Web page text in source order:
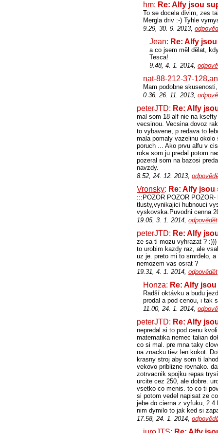
hm: Re: Alfy jsou
To se docela divim, zes
Mergla driv :-) Tyhle
9.29, 30. 9. 2013,
Jean: Re: Alfy
a co jsem měl dělat,
Tesca!
9.48, 4. 1. 2014,
nat-88-212-37-
Mam podobne
0.36, 26. 11. 2013,
peterJTD: Re: Alfy
mal som 18 alf nie na
vecsinou. Vecsina dovoz
to vybavene, p redava to
mala pomaly vazelinu
poruch ... Ako prvu alfu v
roka som ju predal potom
pozeral som na bazosi
navzdy.
8.52, 24. 12. 2013,
Vronsky: Re: Alfy jsou
:::POZOR POZOR
tlusty,vynikajici hubnouci
vyskovska.Puvodni cenna
19.05, 3. 1. 2014, odpovědět
peterJTD: Re: Alfy
ze sa ti mozu vyhrazat ?
to urobim kazdy raz, ale
uz je. preto mi to smrdelo,
nemozem vas osrat ?
19.31, 4. 1. 2014, odpovědět
Honza: Re: Alfy
Radší oktávku a budu
prodal a pod cenou, i tak
11.00, 24. 1. 2014,
peterJTD: Re: Alfy
nepredal si to pod cenu
matematika nemec talian
co si mal. pre mna taky
na znacku tiez len kokot.
krasny stroj aby som ti
vekovo priblizne rovnako.
zotrvacnik spojku repas
urcite cez 250, ale dobre.
vsetko co menis. to co ti
si potom vedel napisat ze
jebe do cierna z vyfuku,
nim dymilo to jak ked si
17.58, 24. 1. 2014,